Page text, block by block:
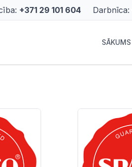
+371 29 101 604 Darbnīca:
SĀKUMS